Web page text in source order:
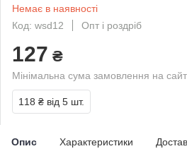
Немає в наявності
Код: wsd12
Опт і роздріб
127 ₴
Мінімальна сума замовлення на
118 ₴ від 5 шт.
Опис Характеристики